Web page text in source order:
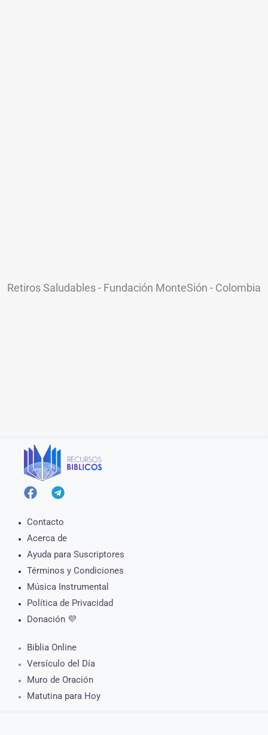
Retiros Saludables - Fundación MonteSión - Colombia
Contacto
Acerca de
Ayuda para Suscriptores
Términos y Condiciones
Música Instrumental
Política de Privacidad
Donación 💜
Biblia Online
Versículo del Día
Muro de Oración
Matutina para Hoy